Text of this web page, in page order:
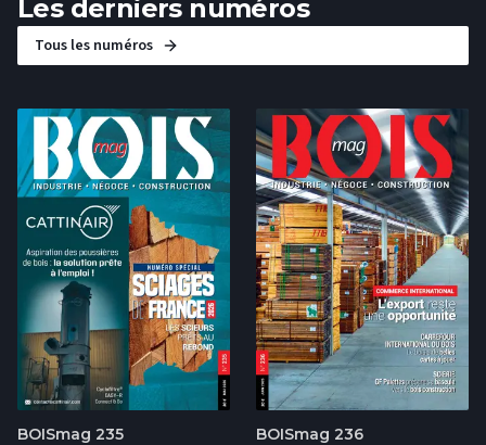
Les derniers numéros
Tous les numéros
BOISmag 235 BOISmag 236